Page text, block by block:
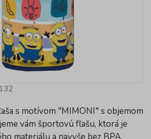
s motívom "MIMONI" s objemom
vám športovú fľašu, ktorá je